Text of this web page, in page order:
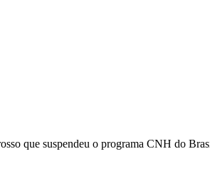
que suspendeu o programa CNH do